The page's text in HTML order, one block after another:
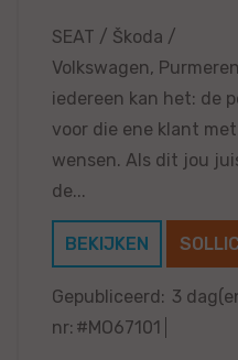
SEAT / Škoda /
Volkswagen,
iedereen kan het: de
voor die ene klant
wensen. Als dit jou
de...
BEKIJKEN
Gepubliceerd: 3
nr: #MO67101